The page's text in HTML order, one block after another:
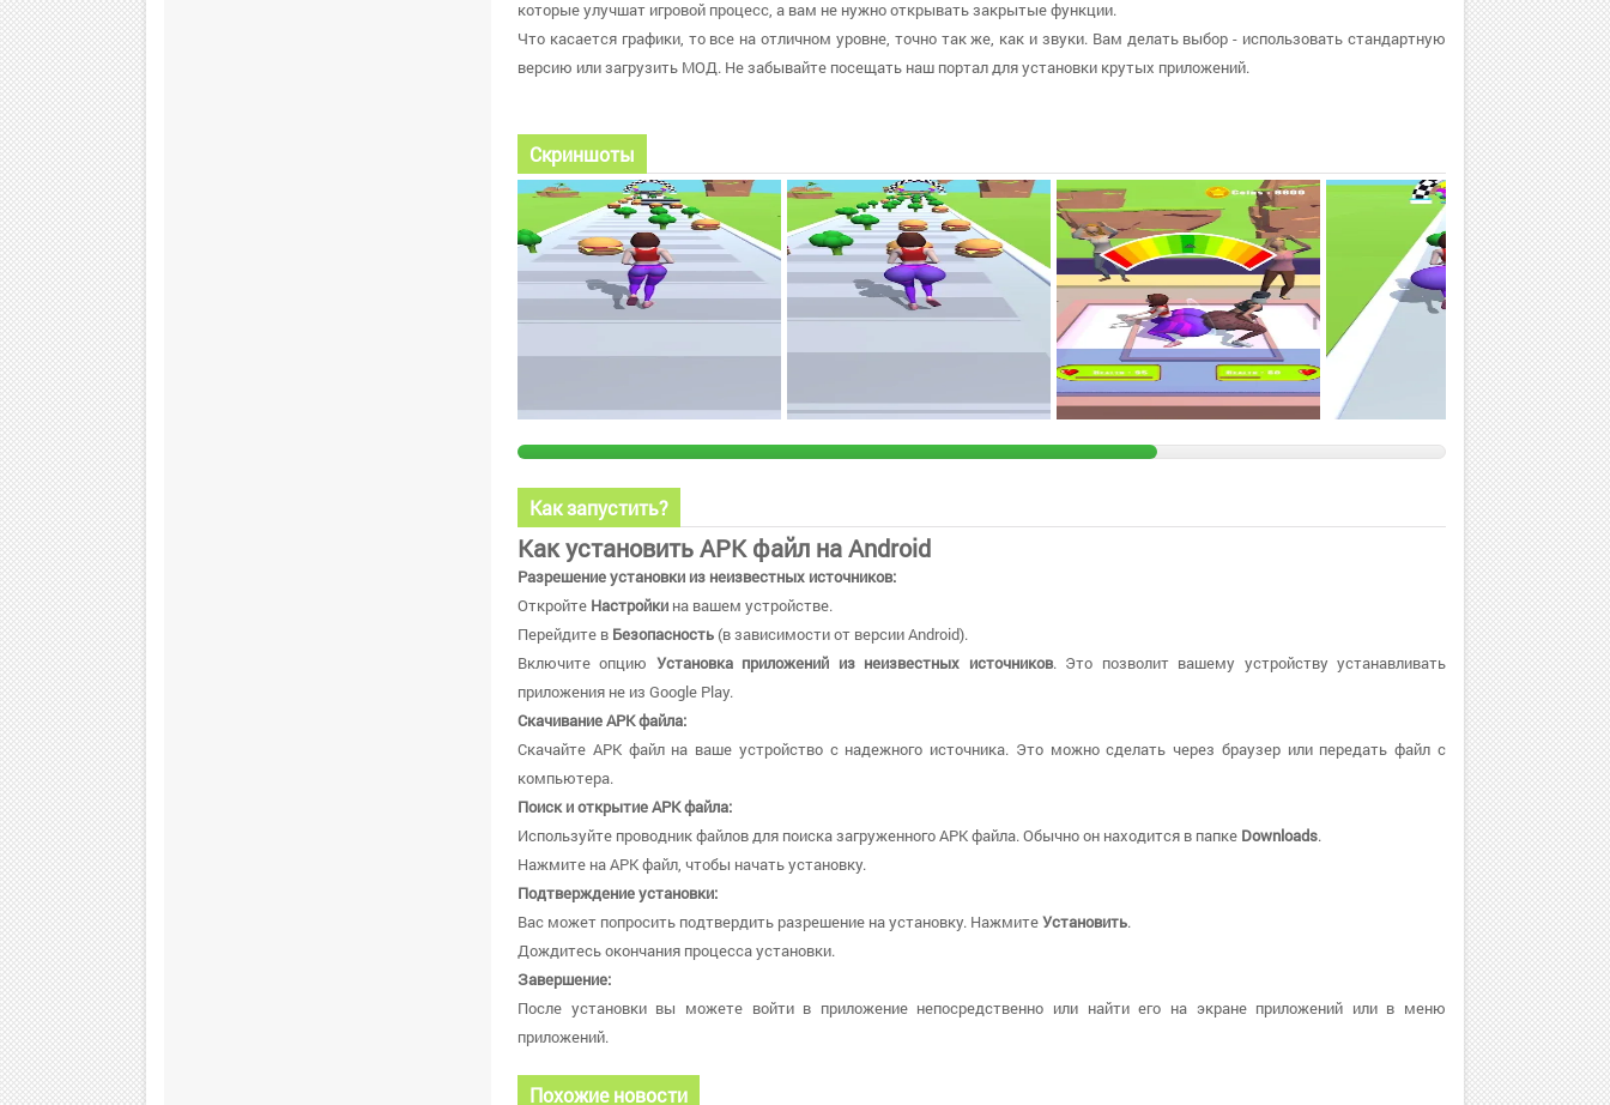
которые улучшат игровой процесс, а вам не нужно открывать закрытые функции.
Что касается графики, то все на отличном уровне, точно так же, как и звуки. Вам делать выбор - использовать стандартную
версию или загрузить МОД. Не забывайте посещать наш портал для установки крутых приложений.
Скриншоты
Как запустить?
Как установить APK файл на Android
Разрешение установки из неизвестных источников:
Откройте Настройки на вашем устройстве.
Перейдите в Безопасность (в зависимости от версии Android).
Включите опцию Установка приложений из неизвестных источников. Это позволит вашему устройству устанавливать
приложения не из Google Play.
Скачивание APK файла:
Скачайте APK файл на ваше устройство с надежного источника. Это можно сделать через браузер или передать файл с
компьютера.
Поиск и открытие APK файла:
Используйте проводник файлов для поиска загруженного APK файла. Обычно он находится в папке Downloads.
Нажмите на APK файл, чтобы начать установку.
Подтверждение установки:
Вас может попросить подтвердить разрешение на установку. НажмитеУстановить.
Дождитесь окончания процесса установки.
Завершение:
После установки вы можете войти в приложение непосредственно или найти его на экране приложений или в меню
приложений.
Похожие новости